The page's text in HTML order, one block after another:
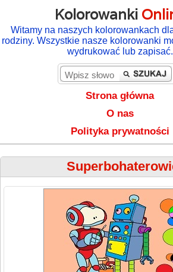
Kolorowanki
Witamy na naszych kolorowankach
rodziny. Wszystkie nasze kolorowanki
wydrukować lub zapisać.
Strona główna
O nas
Polityka prywatności